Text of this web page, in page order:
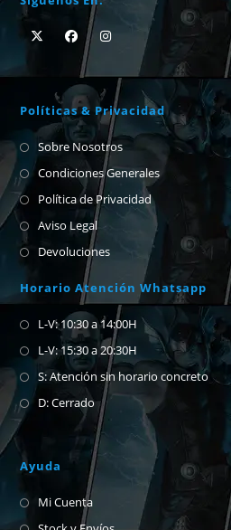
Políticas & Privacidad
Sobre Nosotros
Condiciones Generales
Política de Privacidad
Aviso Legal
Devoluciones
Horario Atención Whatsapp
L-V: 10:30 a 14:00H
L-V: 15:30 a 20:30H
S: Atención sin horario concreto
D: Cerrado
Ayuda
Mi Cuenta